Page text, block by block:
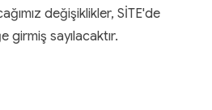
değişiklikler, SİTE'de
girmiş sayılacaktır.